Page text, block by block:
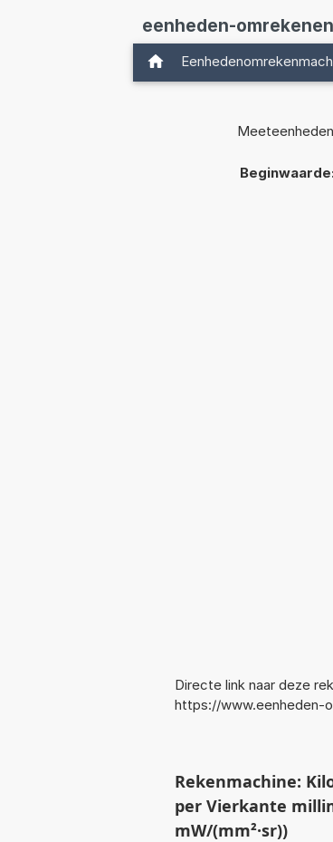
eenheden-omrekenen
Directe link naar deze
https://www.eenheden-
Rekenmachine:
per Vierkante
mW/(mm²·sr))